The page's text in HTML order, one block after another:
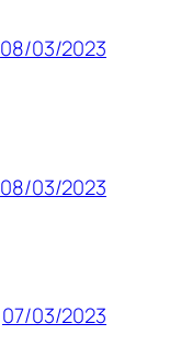
08/03/2023
08/03/2023
07/03/2023